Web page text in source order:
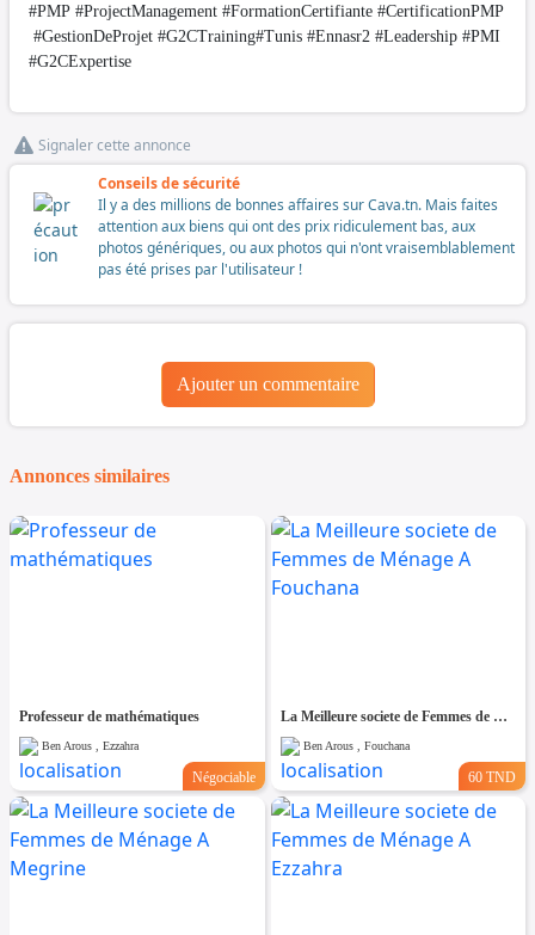
#PMP #ProjectManagement #FormationCertifiante #CertificationPMP
#GestionDeProjet #G2CTraining#Tunis #Ennasr2 #Leadership #PMI
#G2CExpertise
Signaler cette annonce
Conseils de sécurité
Il y a des millions de bonnes affaires sur Cava.tn. Mais faites
attention aux biens qui ont des prix ridiculement bas, aux
photos génériques, ou aux photos qui n'ont vraisemblablement
pas été prises par l'utilisateur !
Ajouter un commentaire
Annonces similaires
Professeur de mathématiques
Ben Arous , Ezzahra
Négociable
La Meilleure societe de Femmes de Ménage A Fouchana
Ben Arous , Fouchana
60 TND